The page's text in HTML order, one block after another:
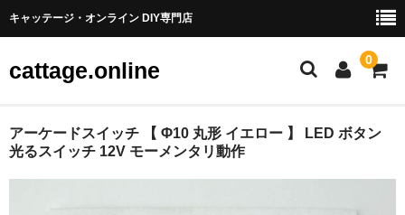
キャッテージ・オンライン DIY専門店
cattage.online 0
部品・パーツ
アーケードスイッチ 【 Φ10 丸形 イエロー 】 LED ボタン
光るスイッチ 12V モーメンタリ動作